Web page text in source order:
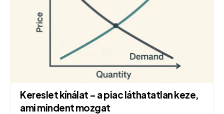
Kereslet kínálat – a piac láthatatlan keze,
ami mindent mozgat